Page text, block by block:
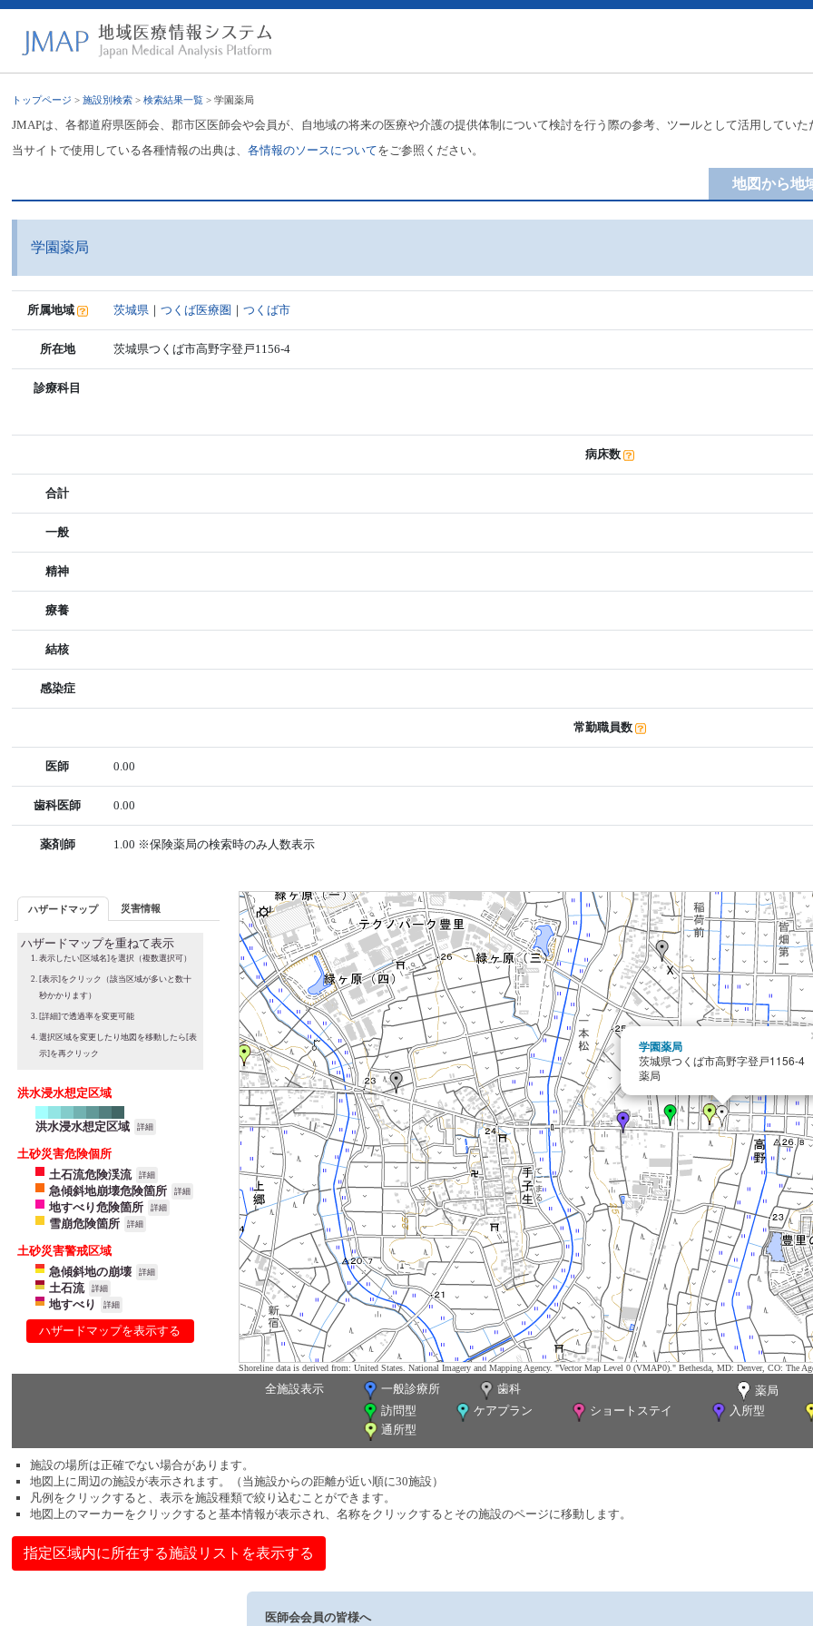
トップページ >施設別検索 >検索結果一覧 > 学園薬局
JMAPは、各都道府県医師会、郡市区医師会や会員が、自地域の将来の医療や介護の提供体制について検討を行う際の参考、ツールとして活用してい
当サイトで使用している各種情報の出典は、各情報のソースについてをご参照ください。
地図から地
学園薬局
所属地域 茨城県 ｜つくば医療圏 ｜つくば市
所在地 茨城県つくば市高野字登戸1156-4
診療科目
病床数
合計
一般
精神
療養
結核
感染症
常勤職員数
医師 0.00
歯科医師 0.00
薬剤師 1.00 ※保険薬局の検索時のみ人数表示
ハザードマップ 災害情報
ハザードマップを重ねて表示
表示したい[区域名]を選択（複数選択可）
[表示]をクリック（該当区域が多いと数十
秒かかります）
[詳細]で透過率を変更可能
選択区域を変更したり地図を移動したら[表
示]を再クリック
洪水浸水想定区域
洪水浸水想定区域 詳細
土砂災害危険個所
土石流危険渓流
詳細
急傾斜地崩壊危険箇所 詳細
地すべり危険箇所 詳細
雪崩危険箇所 詳細
土砂災害警戒区域
急傾斜地の崩壊
詳細
土石流 詳細
地すべり 詳細
ハザードマップを表示する
学園薬局
茨城県つくば市高野字登戸1156-4
薬局
Shoreline data is derived from: United States. National Imagery and Mapping Agency. "Vector Map Level 0 (VMAP0)." Bethesda, MD: Denver, CO: The
全施設表示 一般診療所 歯科
薬局
訪問型
ケアプラン ショートステイ
入所型
通所型
施設の場所は正確でない場合があります。
地図上に周辺の施設が表示されます。（当施設からの距離が近い順に30施設）
凡例をクリックすると、表示を施設種類で絞り込むことができます。
地図上のマーカーをクリックすると基本情報が表示され、名称をクリックするとその施設のページに移動します。
指定区域内に所在する施設リストを表示する
医師会会員の皆様へ